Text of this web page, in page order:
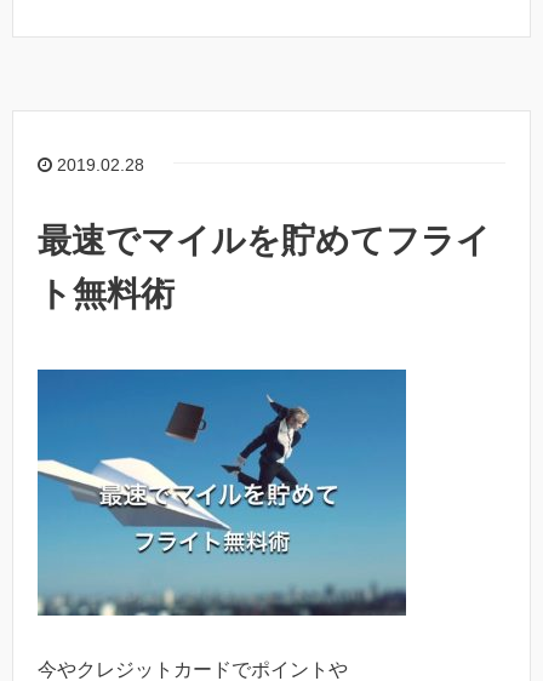
2019.02.28
最速でマイルを貯めてフライ
ト無料術
今やクレジットカードでポイントや